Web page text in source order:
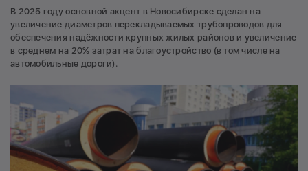
В 2025 году основной акцент в Новосибирске сделан на
увеличение диаметров перекладываемых трубопроводов для
обеспечения надёжности крупных жилых районов и увеличение
в среднем на 20% затрат на благоустройство (в том числе на
автомобильные дороги).